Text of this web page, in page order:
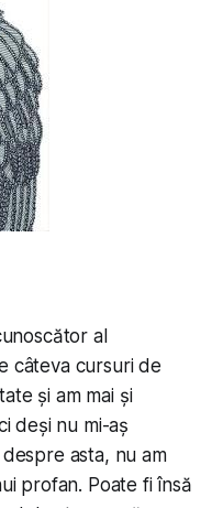
al
câteva cursuri de
și am mai și
deși nu mi-aș
asta, nu am
profan. Poate fi însă